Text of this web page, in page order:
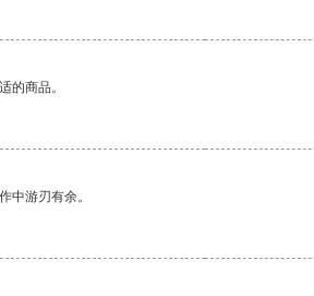
的商品。
中游刃有余。